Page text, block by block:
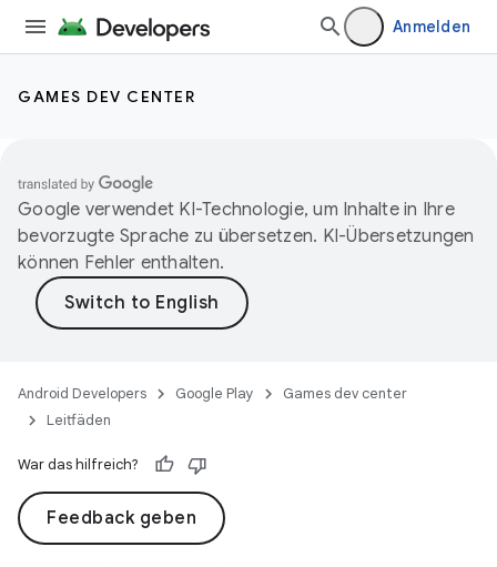
Anmelden
GAMES DEV CENTER
Google verwendet KI-Technologie, um Inhalte in Ihre
bevorzugte Sprache zu übersetzen. KI-Übersetzungen
können Fehler enthalten.
Android Developers Google Play
Games dev center
Leitfäden
War das hilfreich?
Feedback geben